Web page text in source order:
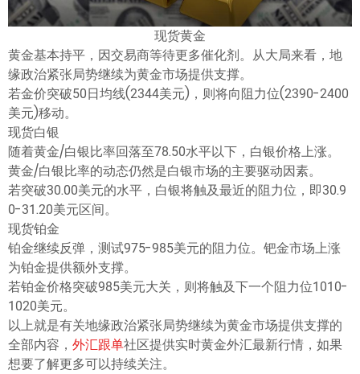
现货黄金
黄金基本持平，因交易商等待更多催化剂。从大局来看，地
缘政治紧张局势继续为黄金市场提供支撑。
若金价突破50日均线(2344美元)，则将向阻力位(2390-2400
美元)移动。
现货白银
随着黄金/白银比率回落至78.50水平以下，白银价格上涨。
黄金/白银比率的动态仍然是白银市场的主要驱动因素。
若突破30.00美元的水平，白银将触及最近的阻力位，即30.9
0-31.20美元区间。
现货铂金
铂金继续反弹，测试975-985美元的阻力位。钯金市场上涨
为铂金提供额外支撑。
若铂金价格突破985美元大关，则将触及下一个阻力位1010-
1020美元。
以上就是有关地缘政治紧张局势继续为黄金市场提供支撑的
全部内容， 外汇跟单社区提供实时黄金外汇最新行情，如果
想要了解更多可以持续关注。